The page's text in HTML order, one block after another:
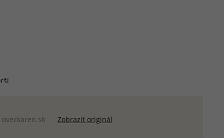
oveckaren.sk
Zobrazit originál